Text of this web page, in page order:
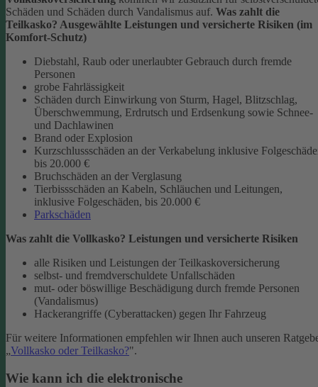
Schäden und Schäden durch Vandalismus auf. Was zahlt die
Teilkasko? Ausgewählte Leistungen und versicherte Risiken (im
Komfort-Schutz)
Diebstahl, Raub oder unerlaubter Gebrauch durch fremde
Personen
grobe Fahrlässigkeit
Schäden durch Einwirkung von Sturm, Hagel, Blitzschlag,
Überschwemmung, Erdrutsch und Erdsenkung sowie Schnee-
und Dachlawinen
Brand oder Explosion
Kurzschlussschäden an der Verkabelung inklusive
bis 20.000 €
Bruchschäden an der Verglasung
Tierbissschäden an Kabeln, Schläuchen und Leitungen,
inklusive Folgeschäden, bis 20.000 €
Parkschäden
Was zahlt die Vollkasko? Leistungen und versicherte Risiken
alle Risiken und Leistungen der Teilkaskoversicherung
selbst- und fremdverschuldete Unfallschäden
mut- oder böswillige Beschädigung durch fremde Personen
(Vandalismus)
Hackerangriffe (Cyberattacken) gegen Ihr Fahrzeug
Für weitere Informationen empfehlen wir Ihnen auch unseren
„Vollkasko oder Teilkasko?".
Wie kann ich die elektronische